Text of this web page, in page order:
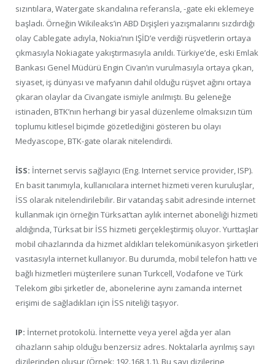
sızıntılara, Watergate skandalına referansla, -gate eki eklemeye
başladı. Örneğin Wikileaks’in ABD Dışişleri yazışmalarını sızdırdığı
olay Cablegate adıyla, Nokia’nın IŞİD’e verdiği rüşvetlerin ortaya
çıkmasıyla Nokiagate yakıştırmasıyla anıldı. Türkiye’de, eski Emlak
Bankası Genel Müdürü Engin Civan’ın vurulmasıyla ortaya çıkan,
siyaset, iş dünyası ve mafyanın dahil olduğu rüşvet ağını ortaya
çıkaran olaylar da Civangate ismiyle anılmıştı. Bu geleneğe
istinaden, BTK’nın herhangi bir yasal düzenleme olmaksızın tüm
toplumu kitlesel biçimde gözetlediğini gösteren bu olayı
Medyascope, BTK-gate olarak nitelendirdi.
İSS: İnternet servis sağlayıcı (Eng. Internet service provider, ISP).
En basit tanımıyla, kullanıcılara internet hizmeti veren kuruluşlar,
İSS olarak nitelendirilebilir. Bir vatandaş sabit adresinde internet
kullanmak için örneğin Türksat’tan aylık internet aboneliği hizmeti
aldığında, Türksat bir İSS hizmeti gerçekleştirmiş oluyor. Yurttaşlar
mobil cihazlarında da hizmet aldıkları telekomünikasyon şirketleri
vasıtasıyla internet kullanıyor. Bu durumda, mobil telefon hattı ve
bağlı hizmetleri müşterilere sunan Turkcell, Vodafone ve Türk
Telekom gibi şirketler de, abonelerine aynı zamanda internet
erişimi de sağladıkları için İSS niteliği taşıyor.
IP: İnternet protokolü. İnternette veya yerel ağda yer alan
cihazların sahip olduğu benzersiz adres. Noktalarla ayrılmış sayı
dizilerinden oluşur (Örnek: 192.168.1.1). Bu sayı dizilerine